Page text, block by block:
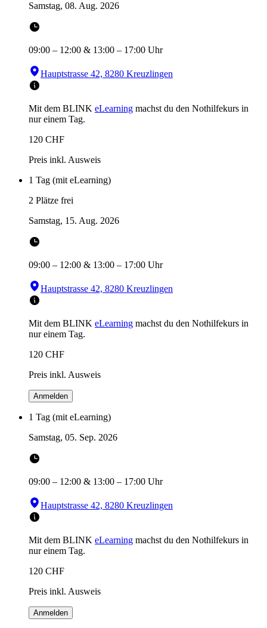
Samstag, 08. Aug. 2026
09:00 – 12:00 & 13:00 – 17:00 Uhr
Hauptstrasse 42, 8280 Kreuzlingen
Mit dem BLINK eLearning machst du den Nothilfekurs in
nur einem Tag.
120 CHF
Preis inkl. Ausweis
1 Tag (mit eLearning)
2 Plätze frei
Samstag, 15. Aug. 2026
09:00 – 12:00 & 13:00 – 17:00 Uhr
Hauptstrasse 42, 8280 Kreuzlingen
Mit dem BLINK eLearning machst du den Nothilfekurs in
nur einem Tag.
120 CHF
Preis inkl. Ausweis
Anmelden
1 Tag (mit eLearning)
Samstag, 05. Sep. 2026
09:00 – 12:00 & 13:00 – 17:00 Uhr
Hauptstrasse 42, 8280 Kreuzlingen
Mit dem BLINK eLearning machst du den Nothilfekurs in
nur einem Tag.
120 CHF
Preis inkl. Ausweis
Anmelden